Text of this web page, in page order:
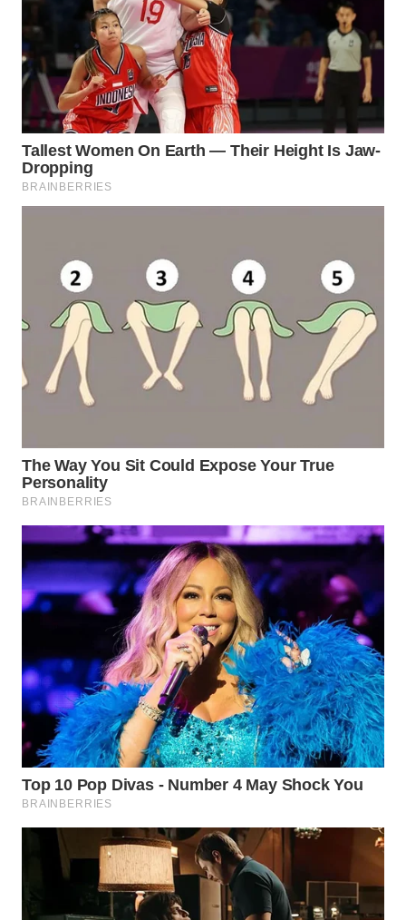
KONSUMEN
WAHANA
LISTRIK
WAHANA
TRAVEL
WAHANANEWS
ID
WAHANANEWS
CO ID
WAHANANEWS
WAHANA
SPORT
WAHANA
UMKM
WAHANA
WAHANA
PERSONA
WAHANA
OTOMOTIF
WAHANA
HEALTH
WAHANA
WISATA